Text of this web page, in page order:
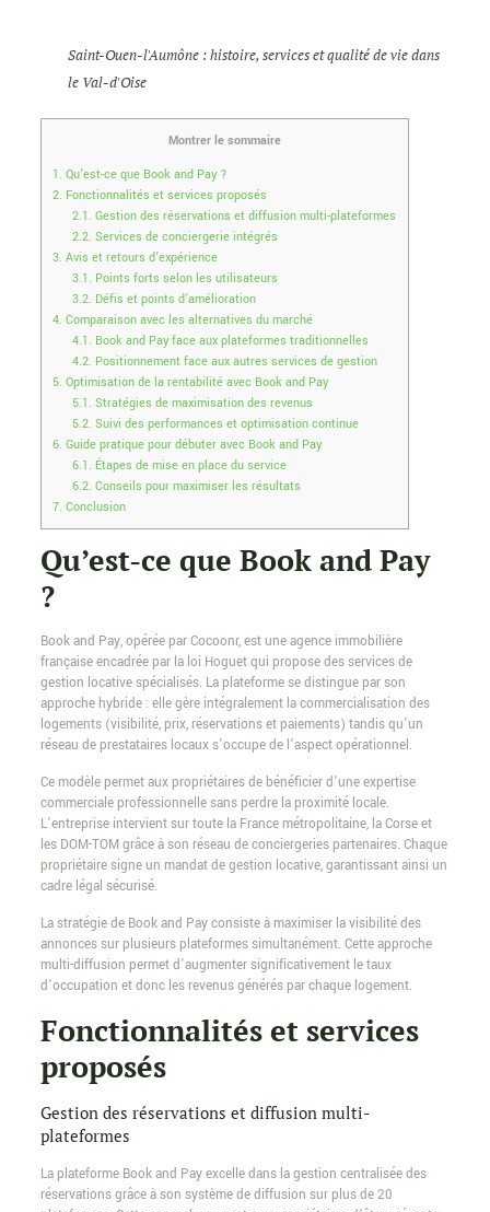
Saint-Ouen-l'Aumône : histoire, services et qualité de vie dans
le Val-d'Oise
Montrer le sommaire
1. Qu’est-ce que Book and Pay ?
2. Fonctionnalités et services proposés
2.1. Gestion des réservations et diffusion multi-plateformes
2.2. Services de conciergerie intégrés
3. Avis et retours d’expérience
3.1. Points forts selon les utilisateurs
3.2. Défis et points d’amélioration
4. Comparaison avec les alternatives du marché
4.1. Book and Pay face aux plateformes traditionnelles
4.2. Positionnement face aux autres services de gestion
5. Optimisation de la rentabilité avec Book and Pay
5.1. Stratégies de maximisation des revenus
5.2. Suivi des performances et optimisation continue
6. Guide pratique pour débuter avec Book and Pay
6.1. Étapes de mise en place du service
6.2. Conseils pour maximiser les résultats
7. Conclusion
Qu’est-ce que Book and Pay
?
Book and Pay, opérée par Cocoonr, est une agence immobilière
française encadrée par la loi Hoguet qui propose des services de
gestion locative spécialisés. La plateforme se distingue par son
approche hybride : elle gère intégralement la commercialisation des
logements (visibilité, prix, réservations et paiements) tandis qu’un
réseau de prestataires locaux s’occupe de l’aspect opérationnel.
Ce modèle permet aux propriétaires de bénéficier d’une expertise
commerciale professionnelle sans perdre la proximité locale.
L’entreprise intervient sur toute la France métropolitaine, la Corse et
les DOM-TOM grâce à son réseau de conciergeries partenaires. Chaque
propriétaire signe un mandat de gestion locative, garantissant ainsi un
cadre légal sécurisé.
La stratégie de Book and Pay consiste à maximiser la visibilité des
annonces sur plusieurs plateformes simultanément. Cette approche
multi-diffusion permet d’augmenter significativement le taux
d’occupation et donc les revenus générés par chaque logement.
Fonctionnalités et services
proposés
Gestion des réservations et diffusion multi-
plateformes
La plateforme Book and Pay excelle dans la gestion centralisée des
réservations grâce à son système de diffusion sur plus de 20